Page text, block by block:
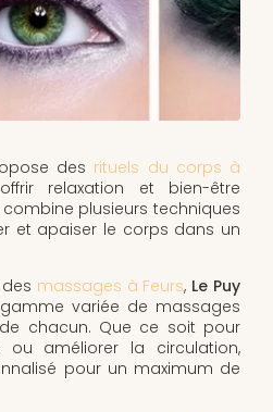
des rituels du corps à
relaxation et bien-être
plusieurs techniques
et apaiser le corps dans un
massages à Feurs, Le Puy
variée de massages
chacun. Que ce soit pour
ou améliorer la circulation,
pour un maximum de